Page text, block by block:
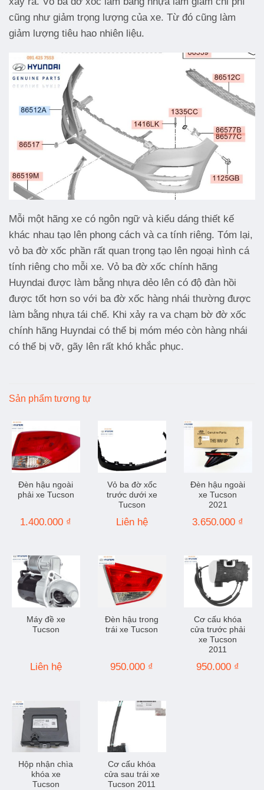
cũng như giảm trọng lượng của xe. Từ đó cũng làm
giảm lượng tiêu hao nhiên liệu.
Mỗi một hãng xe có ngôn ngữ và kiểu dáng thiết kế
khác nhau tạo lên phong cách và ca tính riêng. Tóm lại,
vỏ ba đờ xốc phần rất quan trọng tạo lên ngoại hình cá
tính riêng cho mỗi xe. Vỏ ba đờ xốc chính hãng
Huyndai được làm bằng nhựa dẻo lên có độ đàn hồi
được tốt hơn so với ba đờ xốc hàng nhái thường được
làm bằng nhựa tái chế. Khi xảy ra va chạm bờ đờ xốc
chính hãng Huyndai có thể bị móm méo còn hàng nhái
có thể bị vỡ, gãy lên rất khó khắc phục.
Sản phẩm tương tự
Đèn hậu ngoài
phải xe Tucson
1.400.000 ₫
Vỏ ba đờ xốc
trước dưới xe
Tucson
Liên hệ
Đèn hậu ngoài
xe Tucson
2021
3.650.000 ₫
Máy đề xe
Tucson
Liên hệ
Đèn hậu trong
trái xe Tucson
950.000 ₫
Cơ cấu khóa
cửa trước phải
xe Tucson
2011
950.000 ₫
Hộp nhận chìa
khóa xe
Tucson
Cơ cấu khóa
cửa sau trái xe
Tucson 2011